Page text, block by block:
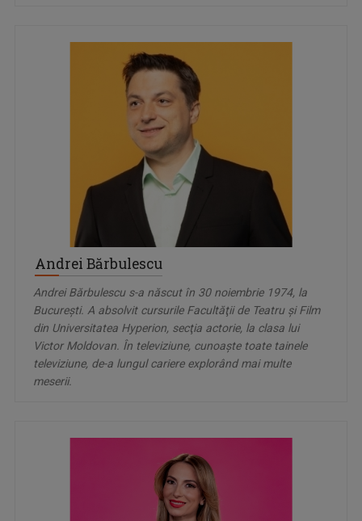
Andrei Bărbulescu
Andrei Bărbulescu s-a născut în 30 noiembrie 1974, la
Bucureşti. A absolvit cursurile Facultăţii de Teatru şi Film
din Universitatea Hyperion, secţia actorie, la clasa lui
Victor Moldovan. În televiziune, cunoaşte toate tainele
televiziune, de-a lungul cariere explorând mai multe
meserii.